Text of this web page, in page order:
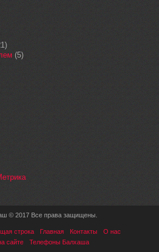
(5)
© 2017 Все права защищены.
строка Главная Контакты
О нас
сайте Телефоны Балхаша